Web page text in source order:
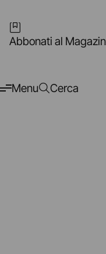
Abbonati al
Menu Cerca